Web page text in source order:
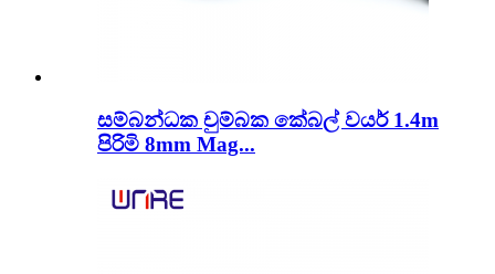
සම්බන්ධක චුම්බක කේබල් වයර් 1.4m
පිරිමි 8mm Mag...